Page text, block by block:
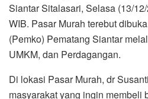
Siantar Sitalasari, Selasa (13/
WIB. Pasar Murah terebut
(Pemko) Pematang Siantar
UMKM, dan Perdagangan.
Di lokasi Pasar Murah, dr
masyarakat yang ingin membeli